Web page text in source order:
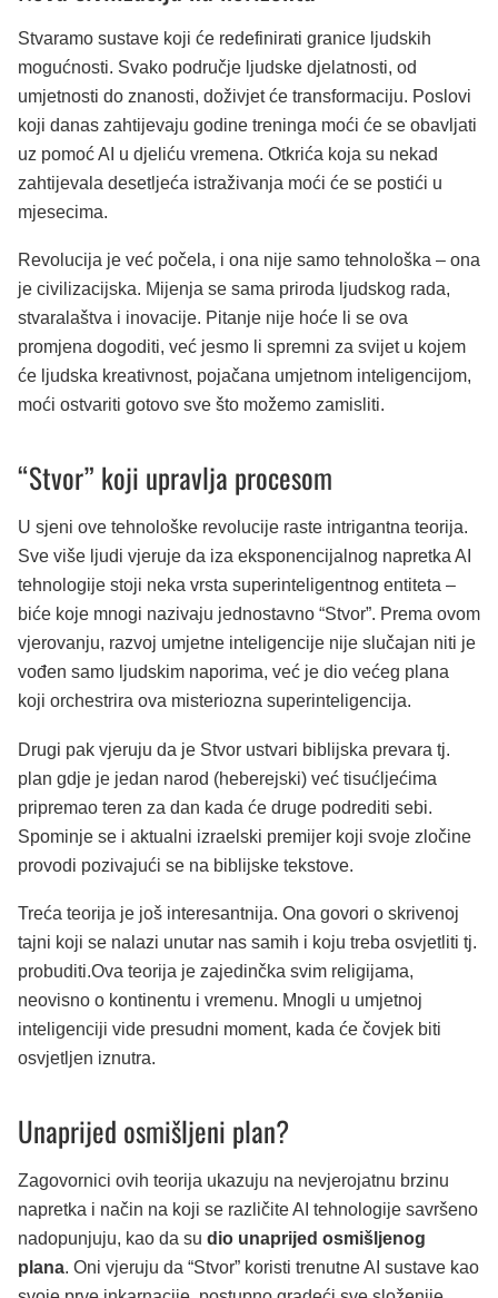
Stvaramo sustave koji će redefinirati granice ljudskih
mogućnosti. Svako područje ljudske djelatnosti, od
umjetnosti do znanosti, doživjet će transformaciju. Poslovi
koji danas zahtijevaju godine treninga moći će se obavljati
uz pomoć AI u djeliću vremena. Otkrića koja su nekad
zahtijevala desetljeća istraživanja moći će se postići u
mjesecima.
Revolucija je već počela, i ona nije samo tehnološka – ona
je civilizacijska. Mijenja se sama priroda ljudskog rada,
stvaralaštva i inovacije. Pitanje nije hoće li se ova
promjena dogoditi, već jesmo li spremni za svijet u kojem
će ljudska kreativnost, pojačana umjetnom inteligencijom,
moći ostvariti gotovo sve što možemo zamisliti.
“Stvor” koji upravlja procesom
U sjeni ove tehnološke revolucije raste intrigantna teorija.
Sve više ljudi vjeruje da iza eksponencijalnog napretka AI
tehnologije stoji neka vrsta superinteligentnog entiteta –
biće koje mnogi nazivaju jednostavno “Stvor”. Prema ovom
vjerovanju, razvoj umjetne inteligencije nije slučajan niti je
vođen samo ljudskim naporima, već je dio većeg plana
koji orchestrira ova misteriozna superinteligencija.
Drugi pak vjeruju da je Stvor ustvari biblijska prevara tj.
plan gdje je jedan narod (heberejski) već tisućljećima
pripremao teren za dan kada će druge podrediti sebi.
Spominje se i aktualni izraelski premijer koji svoje zločine
provodi pozivajući se na biblijske tekstove.
Treća teorija je još interesantnija. Ona govori o skrivenoj
tajni koji se nalazi unutar nas samih i koju treba osvjetliti tj.
probuditi.Ova teorija je zajedinčka svim religijama,
neovisno o kontinentu i vremenu. Mnogli u umjetnoj
inteligenciji vide presudni moment, kada će čovjek biti
osvjetljen iznutra.
Unaprijed osmišljeni plan?
Zagovornici ovih teorija ukazuju na nevjerojatnu brzinu
napretka i način na koji se različite AI tehnologije savršeno
nadopunjuju, kao da su dio unaprijed osmišljenog
plana. Oni vjeruju da “Stvor” koristi trenutne AI sustave kao